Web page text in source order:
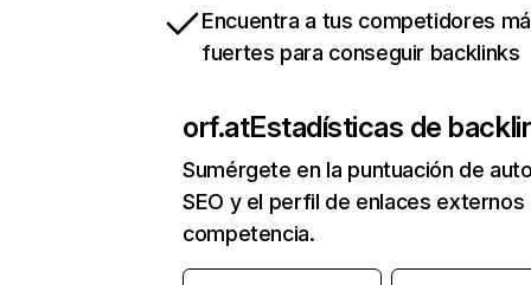
Encuentra a tus competidores
fuertes para conseguir backlinks
orf.atEstadísticas de
Sumérgete en la puntuación de
SEO y el perfil de enlaces externos
competencia.